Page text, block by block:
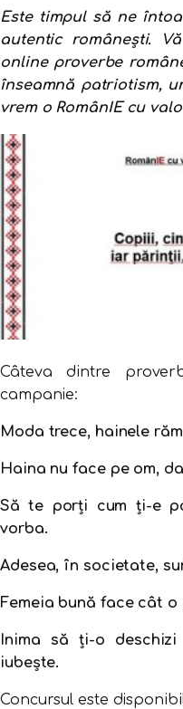
Este timpul să ne
autentic românești.
online proverbe
înseamnă patriotism,
vrem o RomânIE cu
Câteva dintre
campanie:
Moda trece, hainele
Haina nu face pe om,
Să te porți cum ți-e
vorba.
Adesea, în societate,
Femeia bună face cât o
Inima să ţi-o
iubeşte.
Concursul este